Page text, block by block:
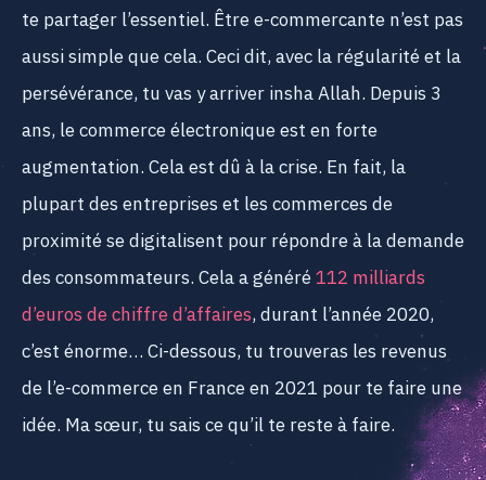
te partager l’essentiel. Être e-commercante n’est pas
aussi simple que cela. Ceci dit, avec la régularité et la
persévérance, tu vas y arriver insha Allah. Depuis 3
ans, le commerce électronique est en forte
augmentation. Cela est dû à la crise. En fait, la
plupart des entreprises et les commerces de
proximité se digitalisent pour répondre à la demande
des consommateurs. Cela a généré112 milliards
d’euros de chiffre d’affaires, durant l’année 2020,
c’est énorme… Ci-dessous, tu trouveras les revenus
de l’e-commerce en France en 2021 pour te faire une
idée. Ma sœur, tu sais ce qu’il te reste à faire.